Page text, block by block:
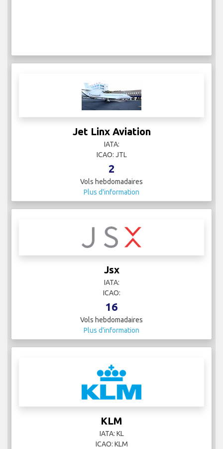
Jet Linx Aviation
IATA:
ICAO: JTL
2
Vols hebdomadaires
Plus d'information
Jsx
IATA:
ICAO:
16
Vols hebdomadaires
Plus d'information
KLM
IATA: KL
ICAO: KLM